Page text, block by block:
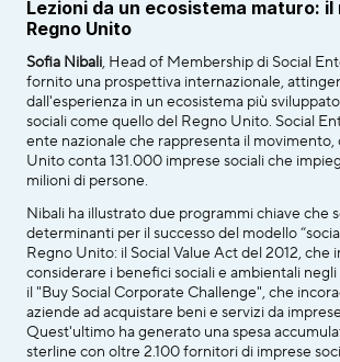
Lezioni da un ecosistema maturo: il
Regno Unito
Sofia Nibali, Head of Membership di Social
fornito una prospettiva internazionale,
dall'esperienza in un ecosistema più
sociali come quello del Regno Unito. Social
ente nazionale che rappresenta il movimento,
Unito conta 131.000 imprese sociali che
milioni di persone.
Nibali ha illustrato due programmi chiave che
determinanti per il successo del modello
Regno Unito: il Social Value Act del 2012, che
considerare i benefici sociali e ambientali
il "Buy Social Corporate Challenge", che
aziende ad acquistare beni e servizi da
Quest'ultimo ha generato una spesa
sterline con oltre 2.100 fornitori di imprese